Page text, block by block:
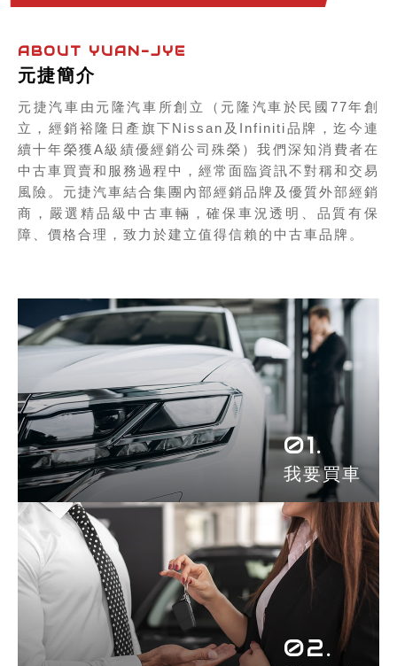
ABOUT YUAN-JYE
元捷簡介
元捷汽車由元隆汽車所創立（元隆汽車於民國77年創
立，經銷裕隆日產旗下Nissan及Infiniti品牌，迄今連
續十年榮獲A級績優經銷公司殊榮）我們深知消費者在
中古車買賣和服務過程中，經常面臨資訊不對稱和交易
風險。元捷汽車結合集團內部經銷品牌及優質外部經銷
商，嚴選精品級中古車輛，確保車況透明、品質有保
障、價格合理，致力於建立值得信賴的中古車品牌。
01.
我要買車
02.